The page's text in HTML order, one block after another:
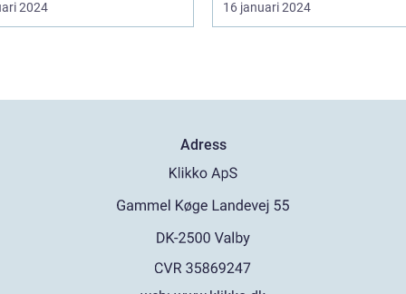
2024 16 januari 2024
Adress